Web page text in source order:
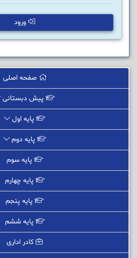
ورود
صفحه اصلی
پیش دبستانی
پایه اول
پایه دوم
پایه سوم
پایه چهارم
پایه پنجم
پایه ششم
کادر اداری